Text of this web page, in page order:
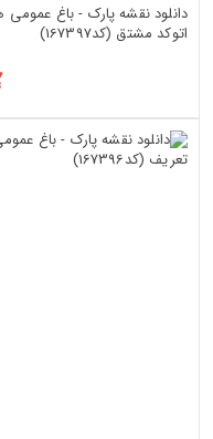
دانلود نقشه پارک - باغ
اتوکد مشتق (کد167397)